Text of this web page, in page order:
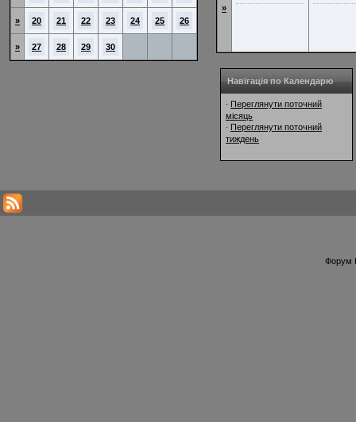
» 20 21 22 23 24 25 26
» 27 28 29 30
»
Навігація по Календарю
· Переглянути поточний
місяць
· Переглянути поточний
тиждень
Форум